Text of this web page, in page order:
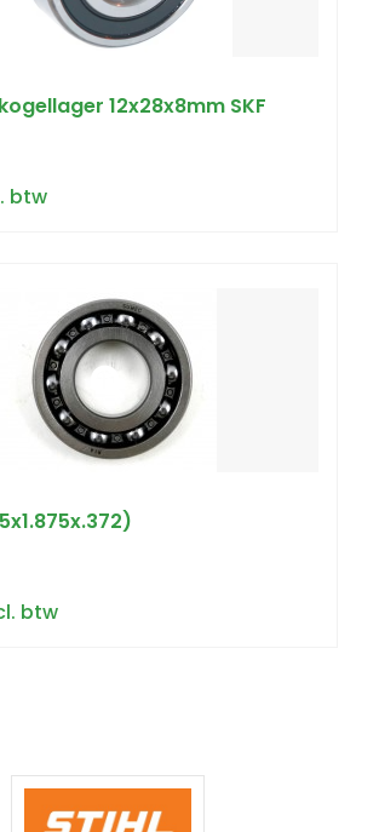
12x28x8mm SKF
btw
btw